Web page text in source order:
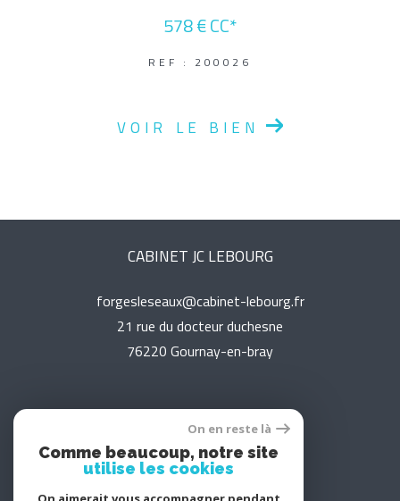
578 € CC*
REF : 200026
VOIR LE BIEN
CABINET JC LEBOURG
forgesleseaux@cabinet-lebourg.fr
21 rue du docteur duchesne
76220
gournay-en-bray
Adhérents
On en reste là
Comme beaucoup, notre site
utilise les cookies